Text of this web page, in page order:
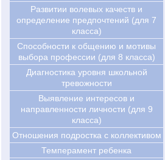
Развитии волевых качеств и
определение предпочтений (для 7
класса)
Cпособности к общению и мотивы
выбора профессии (для 8 класса)
Диагностика уровня школьной
тревожности
Выявление интересов и
направленности личности (для 9
класса)
Отношения подростка с коллективом
Темперамент ребенка